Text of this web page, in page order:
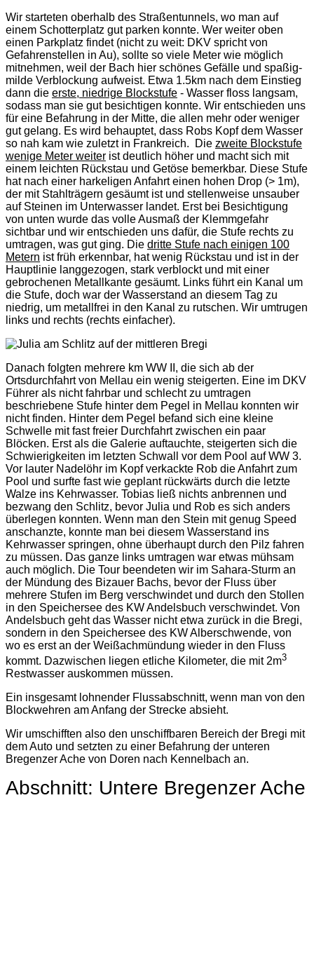
Wir starteten oberhalb des Straßentunnels, wo man auf
einem Schotterplatz gut parken konnte. Wer weiter oben
einen Parkplatz findet (nicht zu weit: DKV spricht von
Gefahrenstellen in Au), sollte so viele Meter wie möglich
mitnehmen, weil der Bach hier schönes Gefälle und spaßig-
milde Verblockung aufweist. Etwa 1.5km nach dem Einstieg
dann die erste, niedrige Blockstufe - Wasser floss langsam,
sodass man sie gut besichtigen konnte. Wir entschieden uns
für eine Befahrung in der Mitte, die allen mehr oder weniger
gut gelang. Es wird behauptet, dass Robs Kopf dem Wasser
so nah kam wie zuletzt in Frankreich. Die zweite Blockstufe
wenige Meter weiter ist deutlich höher und macht sich mit
einem leichten Rückstau und Getöse bemerkbar. Diese Stufe
hat nach einer harkeligen Anfahrt einen hohen Drop (> 1m),
der mit Stahlträgern gesäumt ist und stellenweise unsauber
auf Steinen im Unterwasser landet. Erst bei Besichtigung
von unten wurde das volle Ausmaß der Klemmgefahr
sichtbar und wir entschieden uns dafür, die Stufe rechts zu
umtragen, was gut ging. Die dritte Stufe nach einigen 100
Metern ist früh erkennbar, hat wenig Rückstau und ist in der
Hauptlinie langgezogen, stark verblockt und mit einer
gebrochenen Metallkante gesäumt. Links führt ein Kanal um
die Stufe, doch war der Wasserstand an diesem Tag zu
niedrig, um metallfrei in den Kanal zu rutschen. Wir umtrugen
links und rechts (rechts einfacher).
Danach folgten mehrere km WW II, die sich ab der
Ortsdurchfahrt von Mellau ein wenig steigerten. Eine im DKV
Führer als nicht fahrbar und schlecht zu umtragen
beschriebene Stufe hinter dem Pegel in Mellau konnten wir
nicht finden. Hinter dem Pegel befand sich eine kleine
Schwelle mit fast freier Durchfahrt zwischen ein paar
Blöcken. Erst als die Galerie auftauchte, steigerten sich die
Schwierigkeiten im letzten Schwall vor dem Pool auf WW 3.
Vor lauter Nadelöhr im Kopf verkackte Rob die Anfahrt zum
Pool und surfte fast wie geplant rückwärts durch die letzte
Walze ins Kehrwasser. Tobias ließ nichts anbrennen und
bezwang den Schlitz, bevor Julia und Rob es sich anders
überlegen konnten. Wenn man den Stein mit genug Speed
anschanzte, konnte man bei diesem Wasserstand ins
Kehrwasser springen, ohne überhaupt durch den Pilz fahren
zu müssen. Das ganze links umtragen war etwas mühsam
auch möglich. Die Tour beendeten wir im Sahara-Sturm an
der Mündung des Bizauer Bachs, bevor der Fluss über
mehrere Stufen im Berg verschwindet und durch den Stollen
in den Speichersee des KW Andelsbuch verschwindet. Von
Andelsbuch geht das Wasser nicht etwa zurück in die Bregi,
sondern in den Speichersee des KW Alberschwende, von
wo es erst an der Weißachmündung wieder in den Fluss
kommt. Dazwischen liegen etliche Kilometer, die mit 2m3
Restwasser auskommen müssen.
Ein insgesamt lohnender Flussabschnitt, wenn man von den
Blockwehren am Anfang der Strecke absieht.
Wir umschifften also den unschiffbaren Bereich der Bregi mit
dem Auto und setzten zu einer Befahrung der unteren
Bregenzer Ache von Doren nach Kennelbach an.
Abschnitt: Untere Bregenzer Ache